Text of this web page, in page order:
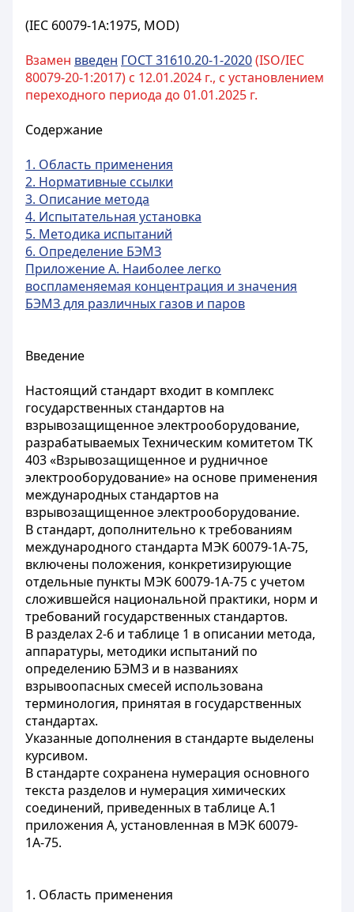
(IEC 60079-1A:1975, MOD)
Взамен введен ГОСТ 31610.20-1-2020(ISO/IEC
80079-20-1:2017) с 12.01.2024 г., с установлением
переходного периода до 01.01.2025 г.
Содержание
1. Область применения
2. Нормативные ссылки
3. Описание метода
4. Испытательная установка
5. Методика испытаний
6. Определение БЭМЗ
Приложение А. Наиболее легко
воспламеняемая концентрация и значения
БЭМЗ для различных газов и паров
Введение
Настоящий стандарт входит в комплекс
государственных стандартов на
взрывозащищенное электрооборудование,
разрабатываемых Техническим комитетом ТК
403 «Взрывозащищенное и рудничное
электрооборудование» на основе применения
международных стандартов на
взрывозащищенное электрооборудование.
В стандарт, дополнительно к требованиям
международного стандарта МЭК 60079-1А-75,
включены положения, конкретизирующие
отдельные пункты МЭК 60079-1А-75 с учетом
сложившейся национальной практики, норм и
требований государственных стандартов.
В разделах 2-6 и таблице 1 в описании метода,
аппаратуры, методики испытаний по
определению БЭМЗ и в названиях
взрывоопасных смесей использована
терминология, принятая в государственных
стандартах.
Указанные дополнения в стандарте выделены
курсивом.
В стандарте сохранена нумерация основного
текста разделов и нумерация химических
соединений, приведенных в таблице А.1
приложения А, установленная в МЭК 60079-
1А-75.
1. Область применения